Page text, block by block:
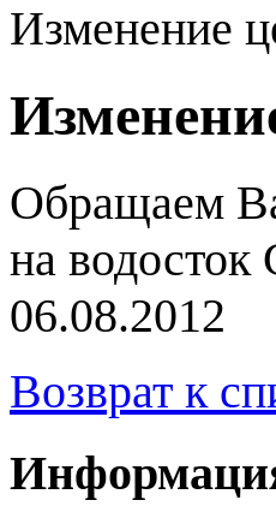
Изменение
Обращаем
на водосток
06.08.2012
Возврат к